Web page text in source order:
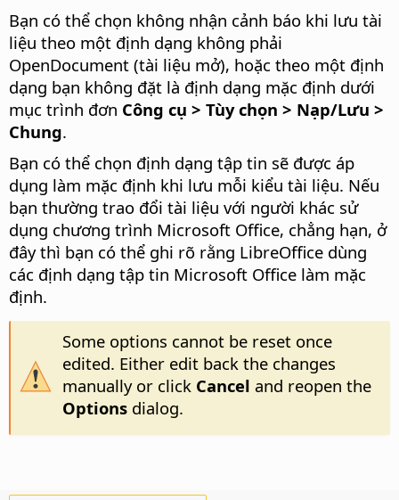
Bạn có thể chọn không nhận cảnh báo khi lưu tài
liệu theo một định dạng không phải
OpenDocument (tài liệu mở), hoặc theo một định
dạng bạn không đặt là định dạng mặc định dưới
mục trình đơn Công cụ > Tùy chọn > Nạp/Lưu >
Chung.
Bạn có thể chọn định dạng tập tin sẽ được áp
dụng làm mặc định khi lưu mỗi kiểu tài liệu. Nếu
bạn thường trao đổi tài liệu với người khác sử
dụng chương trình Microsoft Office, chẳng hạn, ở
đây thì bạn có thể ghi rõ rằng LibreOffice dùng
các định dạng tập tin Microsoft Office làm mặc
định.
Some options cannot be reset once
edited. Either edit back the changes
manually or click Cancel and reopen the
Optionsdialog.